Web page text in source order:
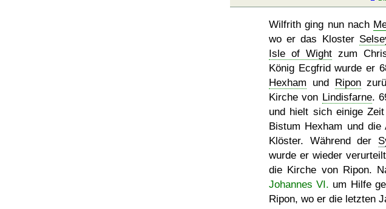
Wilfrith ging nun nach
wo er das Kloster
Isle of Wightzum
König Ecgfrid wurde er
Hexham und Ripon
Kirche von Lindisfarne.
und hielt sich einige
Bistum Hexham und
Klöster. Während der
wurde er wieder
die Kirche von Ripon.
Johannes VI. um Hilfe
Ripon, wo er die letzten